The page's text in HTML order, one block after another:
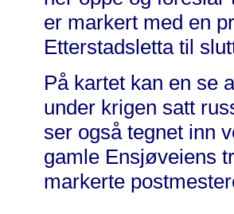
er markert med en
Etterstadsletta til
På kartet kan en se
under krigen satt
ser også tegnet inn
gamle Ensjøveiens
markerte